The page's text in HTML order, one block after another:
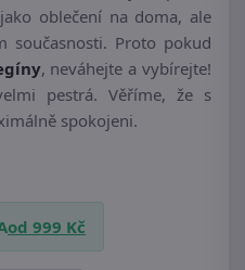
oblečení na doma, ale
současnosti. Proto pokud
, neváhejte a vybírejte!
pestrá. Věříme, že s
spokojeni.
od 999 Kč